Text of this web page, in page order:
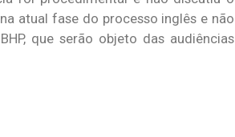
atual fase do processo inglês e não
que serão objeto das audiências